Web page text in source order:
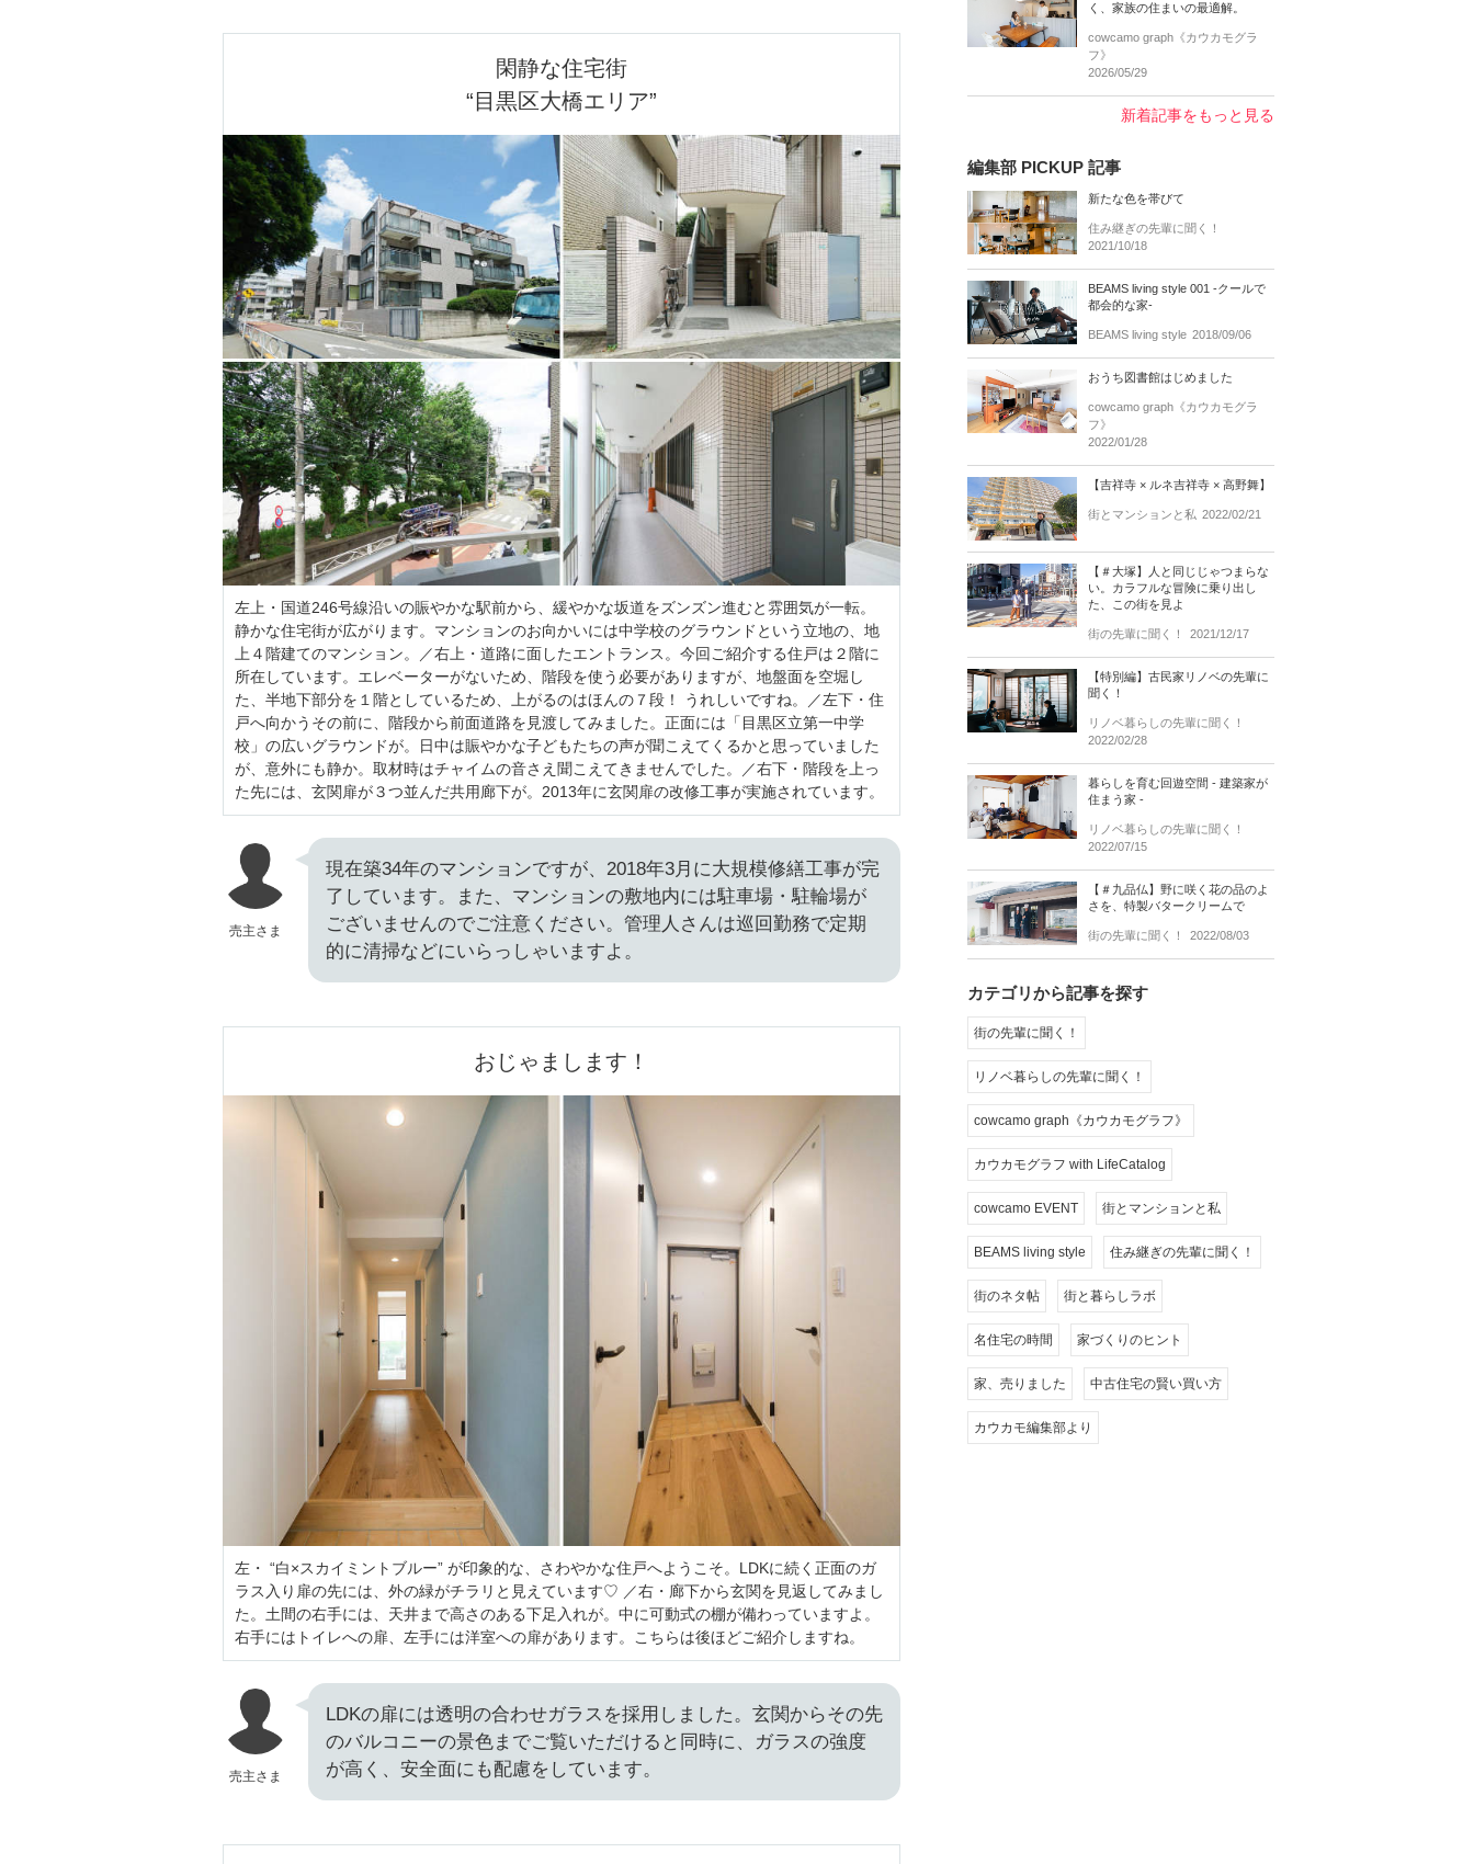
閑静な住宅街
“目黒区大橋エリア”
左上・国道246号線沿いの賑やかな駅前から、緩やかな坂道をズンズン進むと雰囲気が一転。
静かな住宅街が広がります。マンションのお向かいには中学校のグラウンドという立地の、地
上４階建てのマンション。／右上・道路に面したエントランス。今回ご紹介する住戸は２階に
所在しています。エレベーターがないため、階段を使う必要がありますが、 地盤面を空堀し
た、半地下部分を１階としているため、上がるのはほんの７段！ うれしいですね。
／左下・住
戸へ向かうその前に、階段から前面道路を見渡してみました。正面には「目黒区立第一中学
校」の広いグラウンドが。日中は賑やかな子どもたちの声が聞こえてくるかと思っていました
が、意外にも静か。取材時はチャイムの音さえ聞こえてきませんでした。／右下・階段を上っ
た先には、玄関扉が３つ並んだ共用廊下が。2013年に玄関扉の改修工事が実施されています。
売主さま
現在築34年のマンションですが、2018年3月に大規模修繕工事が完
了しています。また、 マンションの敷地内には駐車場・駐輪場が
ございませんのでご注意ください。管理人さんは巡回勤務で定期
的に清掃などにいらっしゃいますよ。
おじゃまします！
左・ “白×スカイミントブルー” が印象的な、さわやかな住戸へようこそ。LDKに続く正面のガ
ラス入り扉の先には、外の緑がチラリと見えています♡ ／右・廊下から玄関を見返してみまし
た。土間の右手には、天井まで高さのある下足入れが。中に可動式の棚が備わっていますよ。
右手にはトイレへの扉、左手には洋室への扉があります。こちらは後ほどご紹介しますね。
売主さま
LDKの扉には透明の合わせガラスを採用しました。玄関からその先
のバルコニーの景色までご覧いただけると同時に、ガラスの強度
が高く、安全面にも配慮をしています。
く、家族の住まいの最適解。
cowcamo graph《カウカモグラ
フ》
2026/05/29
新着記事をもっと見る
編集部 PICKUP 記事
新たな色を帯びて
住み継ぎの先輩に聞く！
2021/10/18
BEAMS living style 001 -クールで
都会的な家-
BEAMS living style 2018/09/06
おうち図書館はじめました
cowcamo graph《カウカモグラ
フ》
2022/01/28
【吉祥寺 × ルネ吉祥寺 × 高野舞】
街とマンションと私 2022/02/21
【＃大塚】人と同じじゃつまらな
い。カラフルな冒険に乗り出し
た、この街を見よ
街の先輩に聞く！ 2021/12/17
【特別編】古民家リノベの先輩に
聞く！
リノベ暮らしの先輩に聞く！
2022/02/28
暮らしを育む回遊空間 - 建築家が
住まう家 -
リノベ暮らしの先輩に聞く！
2022/07/15
【＃九品仏】野に咲く花の品のよ
さを、特製バタークリームで
街の先輩に聞く！ 2022/08/03
カテゴリから記事を探す
街の先輩に聞く！
リノベ暮らしの先輩に聞く！
cowcamo graph《カウカモグラフ》
カウカモグラフ with LifeCatalog
cowcamo EVENT 街とマンションと私
BEAMS living style 住み継ぎの先輩に聞く！
街のネタ帖 街と暮らしラボ
名住宅の時間 家づくりのヒント
家、売りました 中古住宅の賢い買い方
カウカモ編集部より